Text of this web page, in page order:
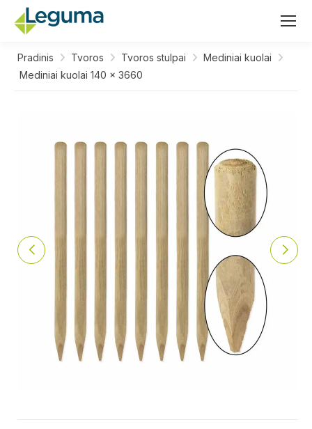
Pradinis Tvoros Tvoros stulpai
Mediniai kuolai
Mediniai kuolai 140 x 3660